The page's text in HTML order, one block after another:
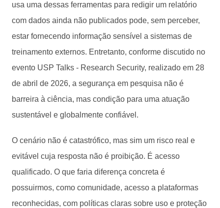
usa uma dessas ferramentas para redigir um relatório
com dados ainda não publicados pode, sem perceber,
estar fornecendo informação sensível a sistemas de
treinamento externos. Entretanto, conforme discutido no
evento USP Talks - Research Security, realizado em 28
de abril de 2026, a segurança em pesquisa não é
barreira à ciência, mas condição para uma atuação
sustentável e globalmente confiável.
O cenário não é catastrófico, mas sim um risco real e
evitável cuja resposta não é proibição. É acesso
qualificado. O que faria diferença concreta é
possuirmos, como comunidade, acesso a plataformas
reconhecidas, com políticas claras sobre uso e proteção